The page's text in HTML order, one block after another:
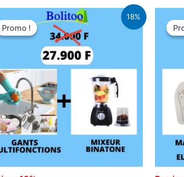
18%
Promo !
Promo !
prix
initial
était :
34.000 CFA.
Le
prix
actuel
est :
27.900 CFA.